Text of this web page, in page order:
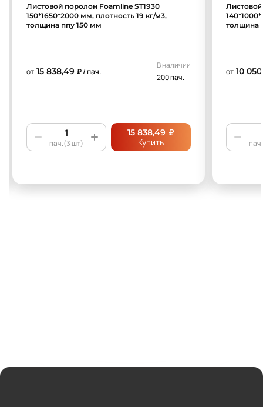
Листовой поролон Foamline ST1930
150*1650*2000 мм, плотность 19 кг/м3,
толщина ппу 150 мм
от 15 838,49 ₽ / пач.
В наличии
200 пач.
пач.(3 шт)
15 838,49 ₽
Купить
толщина
от 10